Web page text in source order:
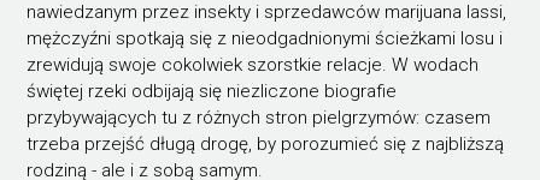
nawiedzanym przez insekty i sprzedawców marijuana lassi,
mężczyźni spotkają się z nieodgadnionymi ścieżkami losu i
zrewidują swoje cokolwiek szorstkie relacje. W wodach
świętej rzeki odbijają się niezliczone biografie
przybywających tu z różnych stron pielgrzymów: czasem
trzeba przejść długą drogę, by porozumieć się z najbliższą
rodziną - ale i z sobą samym.